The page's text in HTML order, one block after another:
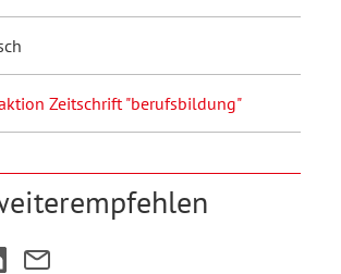
Zeitschrift "berufsbildung"